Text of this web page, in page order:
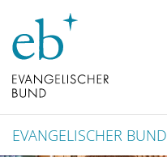
EVANGELISCHER BUND